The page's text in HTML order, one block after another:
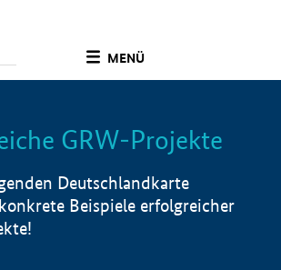
MENÜ
Info
GRW-Projekte
Deutschlandkarte
Beispiele erfolgreicher